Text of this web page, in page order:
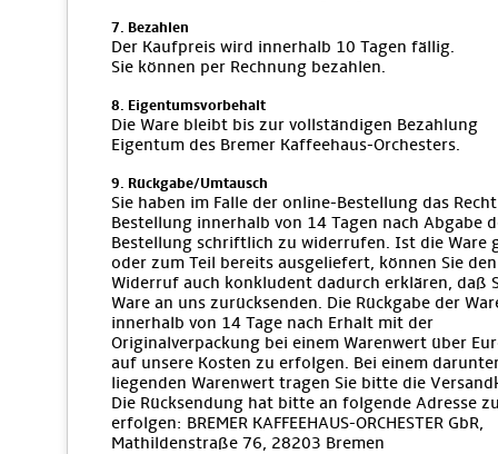
7. Bezahlen
Der Kaufpreis wird innerhalb 10 Tagen fällig.
Sie können per Rechnung bezahlen.
8. Eigentumsvorbehalt
Die Ware bleibt bis zur vollständigen Bezahlung
Eigentum des Bremer Kaffeehaus-Orchesters.
9. Rückgabe/Umtausch
Sie haben im Falle der online-Bestellung das
Bestellung innerhalb von 14 Tagen nach Abgabe
Bestellung schriftlich zu widerrufen. Ist die Ware
oder zum Teil bereits ausgeliefert, können Sie den
Widerruf auch konkludent dadurch erklären, daß
Ware an uns zurücksenden. Die Rückgabe der
innerhalb von 14 Tage nach Erhalt mit der
Originalverpackung bei einem Warenwert über
auf unsere Kosten zu erfolgen. Bei einem
liegenden Warenwert tragen Sie bitte die
Die Rücksendung hat bitte an folgende Adresse
erfolgen: BREMER KAFFEEHAUS-ORCHESTER GbR,
Mathildenstraße 76, 28203 Bremen